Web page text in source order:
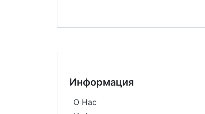
Информация
О Нас